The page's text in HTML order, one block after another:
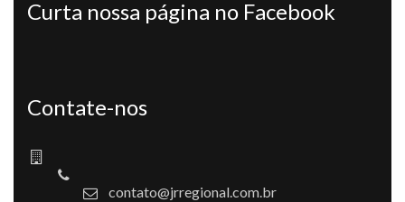
Curta nossa página no Facebook
Contate-nos
contato@jrregional.com.br